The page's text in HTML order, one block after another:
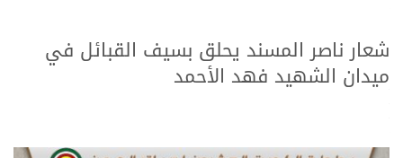
شعار ناصر المسند يحلق بسيف القبائل في
ميدان الشهيد فهد الأحمد